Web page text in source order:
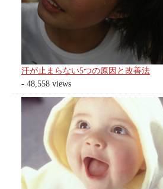
汗が止まらない5つの原因と改善法
- 48,558 views